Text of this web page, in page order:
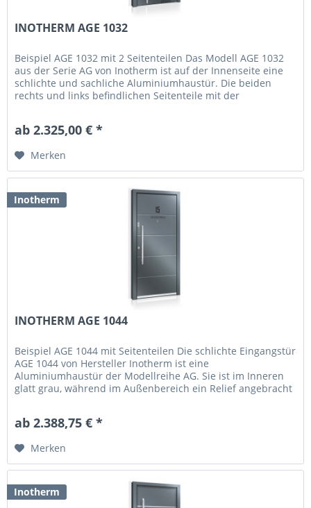
INOTHERM AGE 1032
Beispiel AGE 1032 mit 2 Seitenteilen Das Modell AGE 1032
aus der Serie AG von Inotherm ist auf der Innenseite eine
schlichte und sachliche Aluminiumhaustür. Die beiden
rechts und links befindlichen Seitenteile mit der
ab 2.325,00 € *
Merken
Inotherm
INOTHERM AGE 1044
Beispiel AGE 1044 mit Seitenteilen Die schlichte Eingangstür
AGE 1044 von Hersteller Inotherm ist eine
Aluminiumhaustür der Modellreihe AG. Sie ist im Inneren
glatt grau, während im Außenbereich ein Relief angebracht
ab 2.388,75 € *
Merken
Inotherm